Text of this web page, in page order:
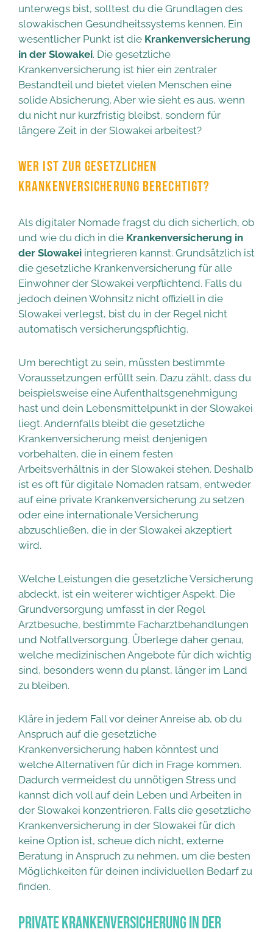
unterwegs bist, solltest du die Grundlagen des
slowakischen Gesundheitssystems kennen. Ein
wesentlicher Punkt ist die Krankenversicherung
in der Slowakei. Die gesetzliche
Krankenversicherung ist hier ein zentraler
Bestandteil und bietet vielen Menschen eine
solide Absicherung. Aber wie sieht es aus, wenn
du nicht nur kurzfristig bleibst, sondern für
längere Zeit in der Slowakei arbeitest?
WER IST ZUR GESETZLICHEN
KRANKENVERSICHERUNG BERECHTIGT?
Als digitaler Nomade fragst du dich sicherlich, ob
und wie du dich in die Krankenversicherung in
der Slowakei integrieren kannst. Grundsätzlich ist
die gesetzliche Krankenversicherung für alle
Einwohner der Slowakei verpflichtend. Falls du
jedoch deinen Wohnsitz nicht offiziell in die
Slowakei verlegst, bist du in der Regel nicht
automatisch versicherungspflichtig.
Um berechtigt zu sein, müssten bestimmte
Voraussetzungen erfüllt sein. Dazu zählt, dass du
beispielsweise eine Aufenthaltsgenehmigung
hast und dein Lebensmittelpunkt in der Slowakei
liegt. Andernfalls bleibt die gesetzliche
Krankenversicherung meist denjenigen
vorbehalten, die in einem festen
Arbeitsverhältnis in der Slowakei stehen. Deshalb
ist es oft für digitale Nomaden ratsam, entweder
auf eine private Krankenversicherung zu setzen
oder eine internationale Versicherung
abzuschließen, die in der Slowakei akzeptiert
wird.
Welche Leistungen die gesetzliche Versicherung
abdeckt, ist ein weiterer wichtiger Aspekt. Die
Grundversorgung umfasst in der Regel
Arztbesuche, bestimmte Facharztbehandlungen
und Notfallversorgung. Überlege daher genau,
welche medizinischen Angebote für dich wichtig
sind, besonders wenn du planst, länger im Land
zu bleiben.
Kläre in jedem Fall vor deiner Anreise ab, ob du
Anspruch auf die gesetzliche
Krankenversicherung haben könntest und
welche Alternativen für dich in Frage kommen.
Dadurch vermeidest du unnötigen Stress und
kannst dich voll auf dein Leben und Arbeiten in
der Slowakei konzentrieren. Falls die gesetzliche
Krankenversicherung in der Slowakei für dich
keine Option ist, scheue dich nicht, externe
Beratung in Anspruch zu nehmen, um die besten
Möglichkeiten für deinen individuellen Bedarf zu
finden.
Private Krankenversicherung in der